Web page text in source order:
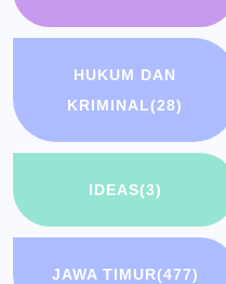
HUKUM DAN
KRIMINAL(28)
IDEAS(3)
JAWA TIMUR(477)